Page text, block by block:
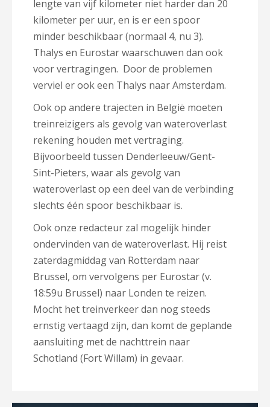
lengte van vijf kilometer niet harder dan 20
kilometer per uur, en is er een spoor
minder beschikbaar (normaal 4, nu 3).
Thalys en Eurostar waarschuwen dan ook
voor vertragingen. Door de problemen
verviel er ook een Thalys naar Amsterdam.
Ook op andere trajecten in België moeten
treinreizigers als gevolg van wateroverlast
rekening houden met vertraging.
Bijvoorbeeld tussen Denderleeuw/Gent-
Sint-Pieters, waar als gevolg van
wateroverlast op een deel van de verbinding
slechts één spoor beschikbaar is.
Ook onze redacteur zal mogelijk hinder
ondervinden van de wateroverlast. Hij reist
zaterdagmiddag van Rotterdam naar
Brussel, om vervolgens per Eurostar (v.
18:59u Brussel) naar Londen te reizen.
Mocht het treinverkeer dan nog steeds
ernstig vertaagd zijn, dan komt de geplande
aansluiting met de nachttrein naar
Schotland (Fort Willam) in gevaar.